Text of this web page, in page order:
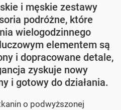
i męskie zestawy
podróżne, które
wielogodzinnego
elementem są
i dopracowane detale,
zyskuje nowy
i gotowy do działania.
o podwyższonej